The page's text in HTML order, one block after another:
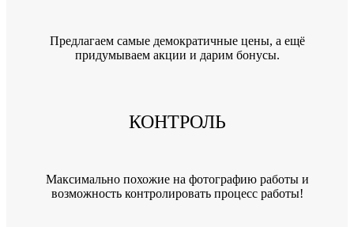
Предлагаем самые демократичные цены, а ещё
придумываем акции и дарим бонусы.
КОНТРОЛЬ
Максимально похожие на фотографию работы и
возможность контролировать процесс работы!